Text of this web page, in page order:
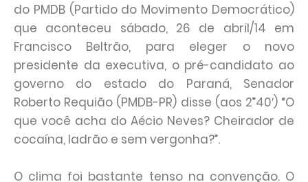
do PMDB (Partido do Movimento Democrático)
que aconteceu sábado, 26 de abril/14 em
Francisco Beltrão, para eleger o novo
presidente da executiva, o pré-candidato ao
governo do estado do Paraná, Senador
Roberto Requião (PMDB-PR) disse (aos 2”40′) “O
que você acha do Aécio Neves? Cheirador de
cocaína, ladrão e sem vergonha?”.
O clima foi bastante tenso na convenção. O